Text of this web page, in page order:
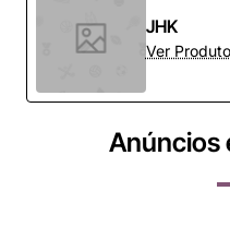
JHK
Ver
Anúncios